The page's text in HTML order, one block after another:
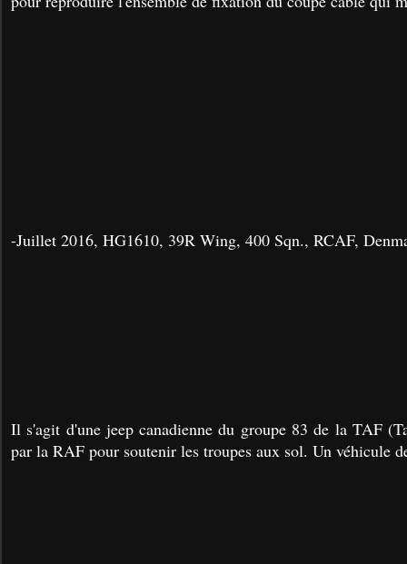
-Juillet 2016, HG1610, 39R Wing, 400 Sqn., RCAF,
Il s'agit d'une jeep canadienne du groupe 83 de la TAF
par la RAF pour soutenir les troupes aux sol. Un véhicule